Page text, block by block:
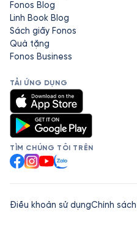
Fonos Blog
Linh Book Blog
Sách giấy Fonos
Quà tặng
Fonos Business
TẢI ỨNG DỤNG
TÌM CHÚNG TÔI TRÊN
Facebook
Instagram
YouTube
Zalo
Điều khoản sử dụngChính